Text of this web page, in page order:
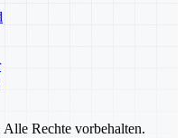
Rechte vorbehalten.